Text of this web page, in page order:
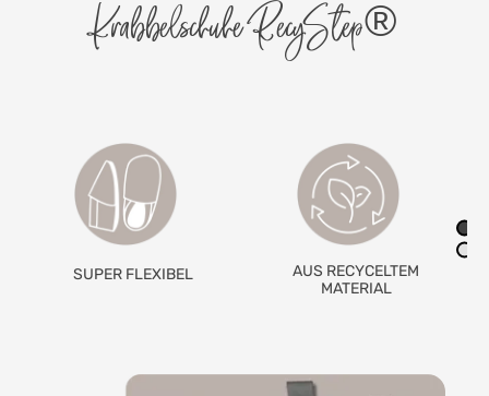
Krabbelschuhe RecyStep®
AUS RECYCELTEM
RUTSCHFESTE
GRIPWALKSOHLE